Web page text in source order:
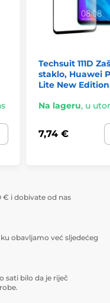
Techsuit 111D
staklo, Huawei
Lite New
Na lageru, u
7,74 €
€ i dobivate od nas
obavljamo već sljedećeg
sati bilo da je riječ